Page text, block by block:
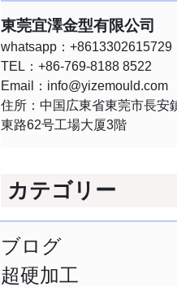
東莞宜澤金型有限公司
whatsapp：+8613302615729
TEL：+86-769-8188 8522
Email： info@yizemould.com
住所：中国広東省東莞市長安
東路62号工場大厦3階
カテゴリー
ブログ
超硬加工